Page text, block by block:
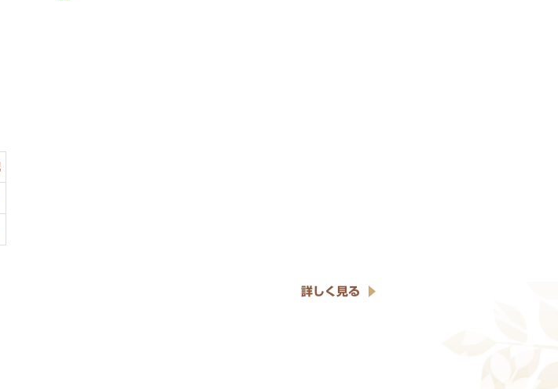
詳しく見る